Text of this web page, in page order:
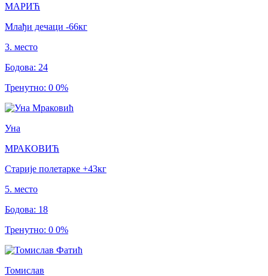
МАРИЋ
Млађи дечаци -66кг
3. место
Бодова: 24
Тренутно: 0 0%
Уна
МРАКОВИЋ
Старије полетарке +43кг
5. место
Бодова: 18
Тренутно: 0 0%
Томислав